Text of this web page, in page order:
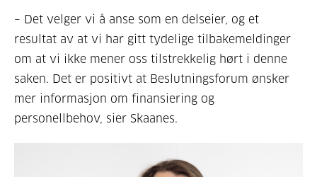
– Det velger vi å anse som en delseier, og et
resultat av at vi har gitt tydelige tilbakemeldinger
om at vi ikke mener oss tilstrekkelig hørt i denne
saken. Det er positivt at Beslutningsforum ønsker
mer informasjon om finansiering og
personellbehov, sier Skaanes.